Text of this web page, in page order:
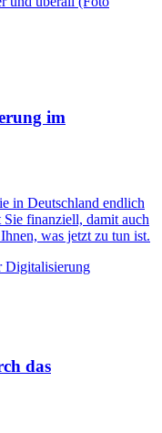
im
in Deutschland endlich
Sie finanziell, damit auch
was jetzt zu tun ist.
das